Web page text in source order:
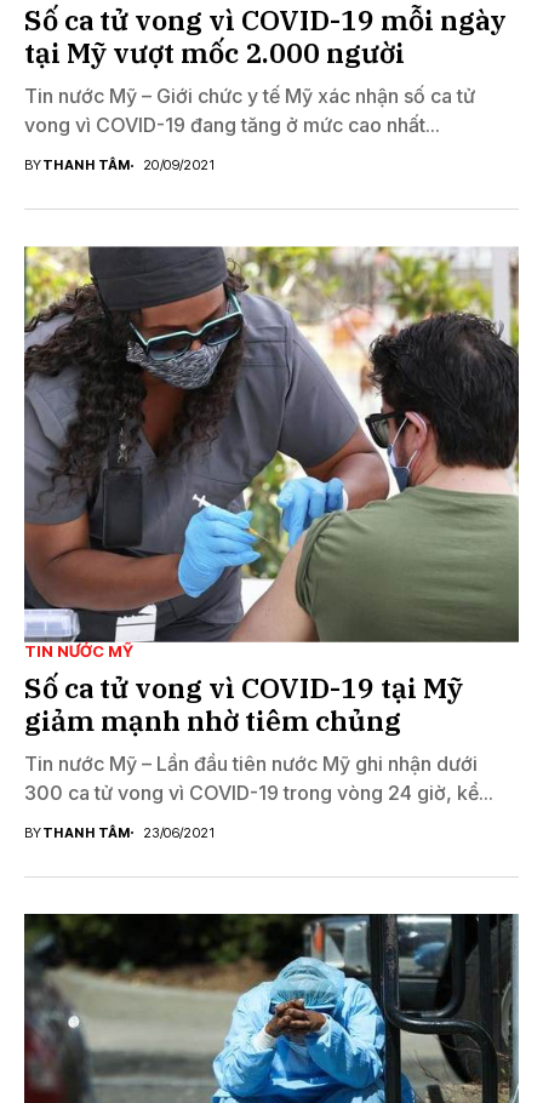
Số ca tử vong vì COVID-19 mỗi ngày
tại Mỹ vượt mốc 2.000 người
Tin nước Mỹ – Giới chức y tế Mỹ xác nhận số ca tử
vong vì COVID-19 đang tăng ở mức cao nhất...
BYTHANH TÂM 20/09/2021
TIN NƯỚC MỸ
Số ca tử vong vì COVID-19 tại Mỹ
giảm mạnh nhờ tiêm chủng
Tin nước Mỹ – Lần đầu tiên nước Mỹ ghi nhận dưới
300 ca tử vong vì COVID-19 trong vòng 24 giờ, kể...
BYTHANH TÂM 23/06/2021